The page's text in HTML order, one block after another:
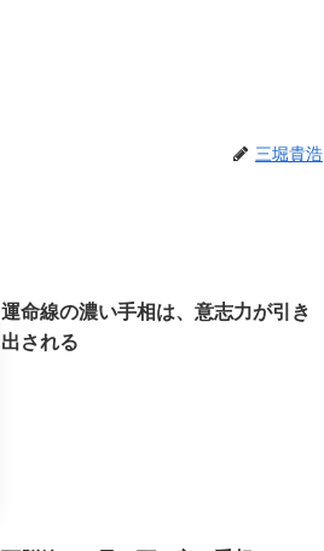
三堀貴浩
運命線の濃い手相は、意志力が引き
出される